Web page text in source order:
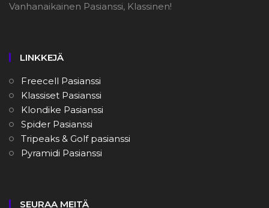
Vanhanaikainen Pasianssi, Klassinen!
LINKKEJÄ
Freecell Pasianssi
Klassiset Pasianssi
Klondike Pasianssi
Spider Pasianssi
Tripeaks & Golf pasianssi
Pyramidi Pasianssi
SEURAA MEITÄ